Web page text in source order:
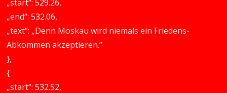
„start“: 529.26,
„end“: 532.06,
„text“: „Denn Moskau wird niemals ein Friedens-
Abkommen akzeptieren.“
},
{
„start“: 532.52,